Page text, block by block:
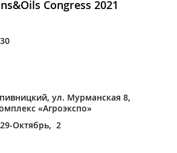
Congress 2021
ул. Мурманская 8,
«Агроэкспо»
Октябрь, 2